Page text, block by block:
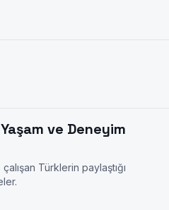
ve Deneyim
Türklerin paylaştığı